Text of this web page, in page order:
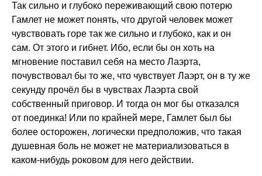
Так сильно и глубоко переживающий свою потерю
Гамлет не может понять, что другой человек может
чувствовать горе так же сильно и глубоко, как и он
сам. От этого и гибнет. Ибо, если бы он хоть на
мгновение поставил себя на место Лаэрта,
почувствовал бы то же, что чувствует Лаэрт, он в ту же
секунду прочёл бы в чувствах Лаэрта свой
собственный приговор. И тогда он мог бы отказался
от поединка! Или по крайней мере, Гамлет был бы
более осторожен, логически предположив, что такая
душевная боль не может не материализоваться в
каком-нибудь роковом для него действии.